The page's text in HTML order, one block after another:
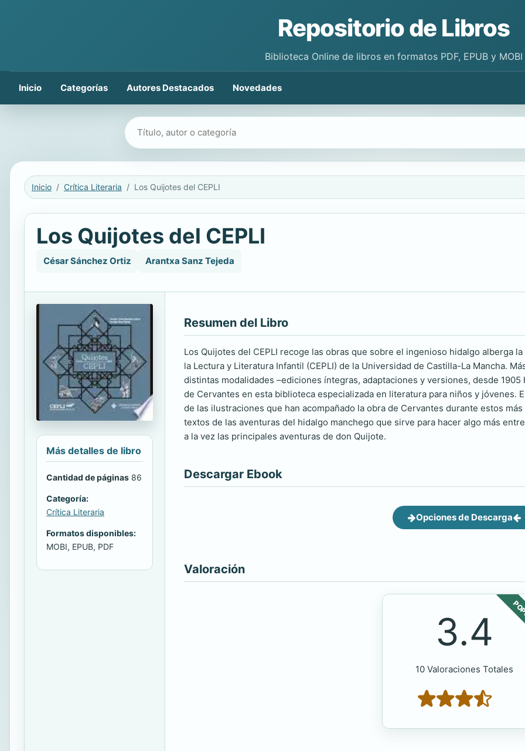
Repositorio de Libros
Biblioteca Online de libros en formatos PDF, EPUB y MOBI
Inicio Categorías Autores Destacados Novedades
Buscar libros
Inicio Crítica Literaria Los Quijotes del CEPLI
Los Quijotes del CEPLI
César Sánchez Ortiz Arantxa Sanz Tejeda
Más detalles de libro
Cantidad de páginas 86
Categoría:
Crítica Literaria
Formatos disponibles:
MOBI, EPUB, PDF
Resumen del Libro
Los Quijotes del CEPLI recoge las obras que sobre el ingenioso hidalgo alberga
la Lectura y Literatura Infantil (CEPLI) de la Universidad de Castilla-La Mancha.
distintas modalidades –ediciones íntegras, adaptaciones y versiones, desde
de Cervantes en esta biblioteca especializada en literatura para niños y jóvenes.
de las ilustraciones que han acompañado la obra de Cervantes durante estos
textos de las aventuras del hidalgo manchego que sirve para hacer algo más
a la vez las principales aventuras de don Quijote.
Descargar Ebook
Opciones de Descarga
Valoración
3.4
10 Valoraciones Totales